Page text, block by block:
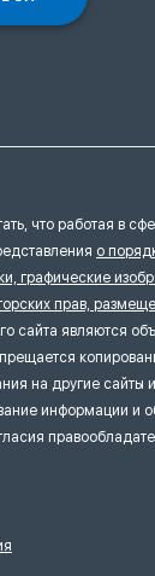
что работая в
о
графические
прав,
сайта являются
на другие сайты
информации и